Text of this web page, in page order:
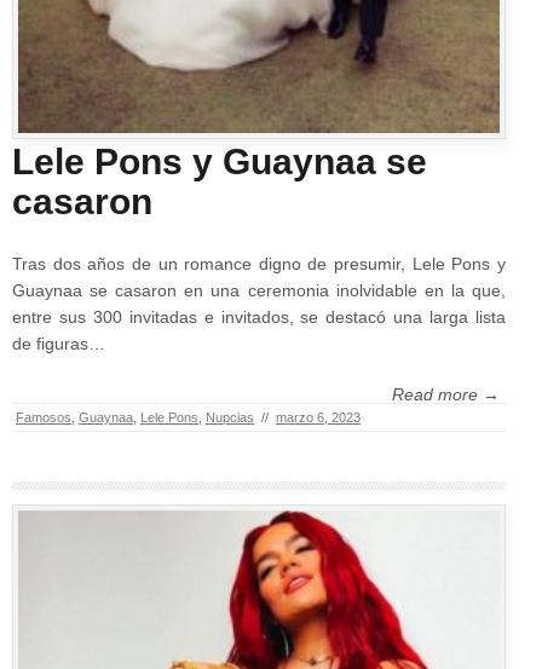
Lele Pons y Guaynaa se
casaron
Tras dos años de un romance digno de presumir, Lele Pons y
Guaynaa se casaron en una ceremonia inolvidable en la que,
entre sus 300 invitadas e invitados, se destacó una larga lista
de figuras…
Read more →
Famosos Guaynaa Lele Pons Nupcias // marzo 6, 2023